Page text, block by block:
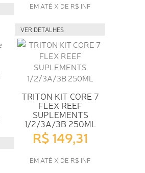
EM ATÉ X DE R$ INF
VER DETALHES
TRITON KIT CORE 7
FLEX REEF
SUPLEMENTS
1/2/3A/3B 250ML
R$ 149,31
EM ATÉ X DE R$ INF